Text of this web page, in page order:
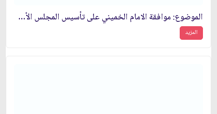
الموضوع: موافقة الامام الخميني على تأسيس المجلس الأعلى للاعلام الإسلامي‏
المزيد